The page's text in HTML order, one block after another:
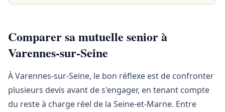
Comparer sa mutuelle senior à
Varennes-sur-Seine
À Varennes-sur-Seine, le bon réflexe est de confronter
plusieurs devis avant de s'engager, en tenant compte
du reste à charge réel de la Seine-et-Marne. Entre